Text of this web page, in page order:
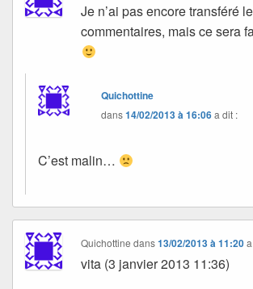
Je n’ai pas encore transféré
commentaires, mais ce sera
Quichottine
dans14/02/2013 à 16:06a dit :
C’est malin…
Quichottine dans13/02/2013 à 11:20
vita (3 janvier 2013 11:36)